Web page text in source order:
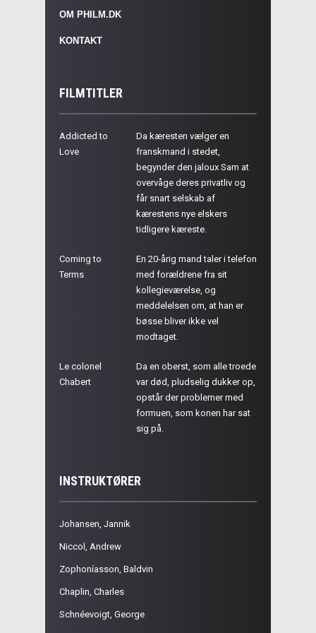
OM PHILM.DK
KONTAKT
FILMTITLER
Addicted to
Love
Da kæresten vælger en
franskmand i stedet,
begynder den jaloux Sam at
overvåge deres privatliv og
får snart selskab af
kærestens nye elskers
tidligere kæreste.
Coming to
Terms
En 20-årig mand taler i telefon
med forældrene fra sit
kollegieværelse, og
meddelelsen om, at han er
bøsse bliver ikke vel
modtaget.
Le colonel
Chabert
Da en oberst, som alle troede
var død, pludselig dukker op,
opstår der problemer med
formuen, som konen har sat
sig på.
INSTRUKTØRER
Johansen, Jannik
Niccol, Andrew
Zophoníasson, Baldvin
Chaplin, Charles
Schnéevoigt, George